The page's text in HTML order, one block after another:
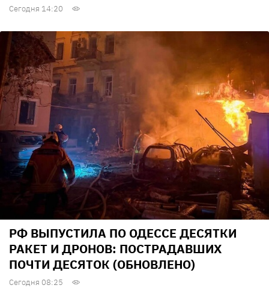
Сегодня 14:20
РФ ВЫПУСТИЛА ПО ОДЕССЕ ДЕСЯТКИ
РАКЕТ И ДРОНОВ: ПОСТРАДАВШИХ
ПОЧТИ ДЕСЯТОК (ОБНОВЛЕНО)
Сегодня 08:25